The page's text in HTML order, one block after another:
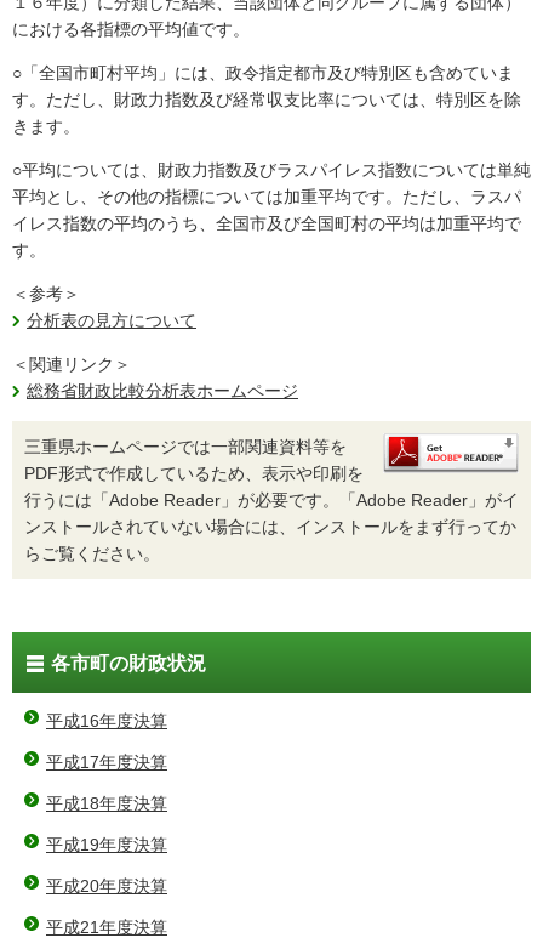
における各指標の平均値です。
○「全国市町村平均」には、政令指定都市及び特別区も含めていま
す。ただし、財政力指数及び経常収支比率については、特別区を除
きます。
○平均については、財政力指数及びラスパイレス指数については単純
平均とし、その他の指標については加重平均です。ただし、ラスパ
イレス指数の平均のうち、全国市及び全国町村の平均は加重平均で
す。
＜参考＞
分析表の見方について
＜関連リンク＞
総務省財政比較分析表ホームページ
三重県ホームページでは一部関連資料等を
PDF形式で作成しているため、表示や印刷を
行うには「Adobe Reader」が必要です。「Adobe Reader」がイ
ンストールされていない場合には、インストールをまず行ってか
らご覧ください。
各市町の財政状況
平成16年度決算
平成17年度決算
平成18年度決算
平成19年度決算
平成20年度決算
平成21年度決算